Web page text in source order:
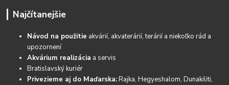
Najčítanejšie
Návod na použitie akvárií, akvaterárií, terárií a niekoľko rád a
upozornení
Akvárium realizácia a servis
Bratislavský kuriér
Privezieme aj do Maďarska:Rajka, Hegyeshalom, Dunakiliti,